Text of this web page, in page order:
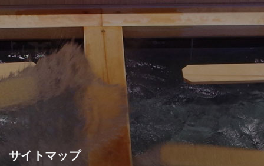
サイトマップ